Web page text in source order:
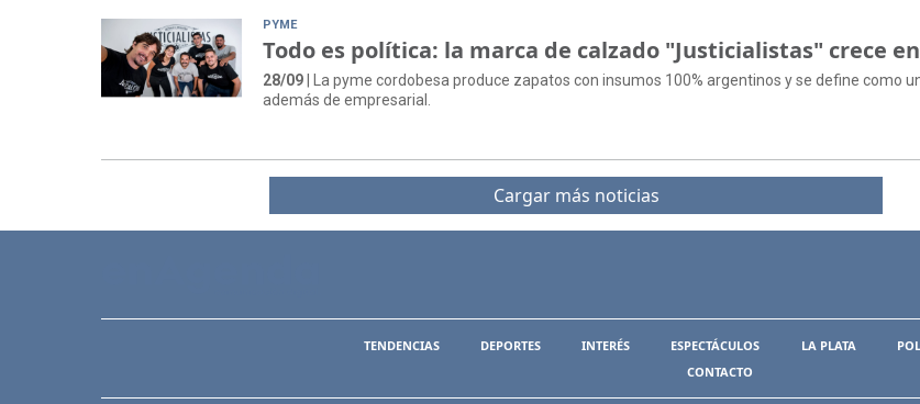
PYME
Todo es política: la marca de calzado "Justicialistas" crece
28/09 | La pyme cordobesa produce zapatos con insumos 100% argentinos y se define como
además de empresarial.
Cargar más noticias
TENDENCIAS DEPORTES INTERÉS ESPECTÁCULOS LA PLATA
CONTACTO